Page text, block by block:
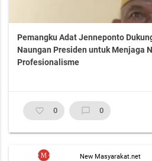
Pemangku Adat Jenneponto
Naungan Presiden untuk Menjaga
Profesionalisme
favorite_border 0 chat_bubble_outline 0
New Masyarakat.net